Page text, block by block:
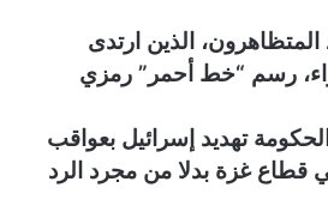
المتظاهرون، الذين ارتدى
رسم “خط أحمر” رمزي
تهديد إسرائيل بعواقب
قطاع غزة بدلا من مجرد الرد